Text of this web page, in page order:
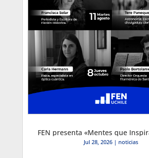
Jul 28, 2026| noticias